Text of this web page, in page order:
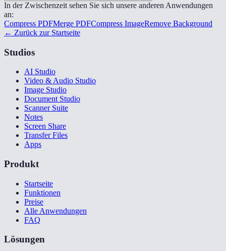
In der Zwischenzeit sehen Sie sich unsere anderen Anwendungen
an:
Compress PDFMerge PDFCompress ImageRemove Background
← Zurück zur Startseite
Studios
AI Studio
Video & Audio Studio
Image Studio
Document Studio
Scanner Suite
Notes
Screen Share
Transfer Files
Apps
Produkt
Startseite
Funktionen
Preise
Alle Anwendungen
FAQ
Lösungen